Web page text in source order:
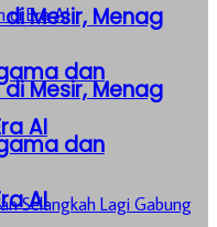
Mesir, Menag
dan
AI
Mesir, Menag
dan
AI